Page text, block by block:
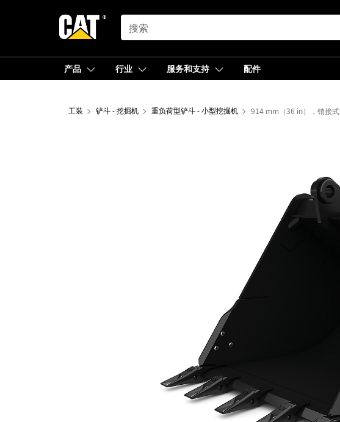
SEARCH
产品 行业 服务和支持 配件
工装 铲斗 - 挖掘机 重负荷型铲斗 - 小型挖掘机 914 mm（36 in），销接式